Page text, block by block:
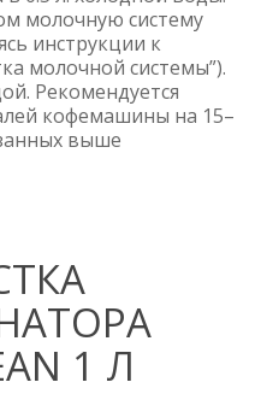
молочную систему
инструкции к
молочной системы”).
Рекомендуется
кофемашины на 15–
выше
1 Л